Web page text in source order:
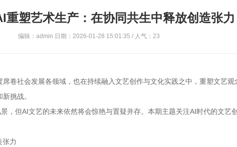
重塑艺术生产：在协同共生中释放创造张力
编辑：admin 日期：2026-01-28 15:01:35 / 人气：23
卷社会发展各领域，也在持续融入文艺创作与文化实践之中，重塑文艺观
挑战。
，但AI文艺的未来依然将会惊艳与置疑并存。本期主题关注AI时代的文艺
张力